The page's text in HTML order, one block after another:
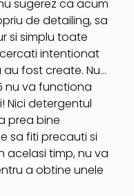
sugerez ca acum
de detailing, sa
si simplu toate
intentionat
fost create. Nu…
nu va functiona
Nici detergentul
prea bine
sa fiti precauti si
acelasi timp, nu va
a obtine unele